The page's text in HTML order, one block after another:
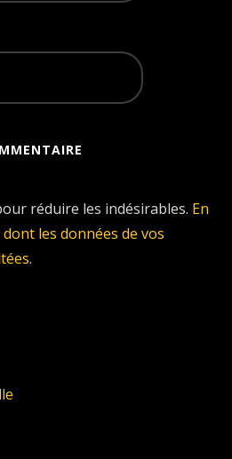
réduire les indésirables. En
les données de vos
.